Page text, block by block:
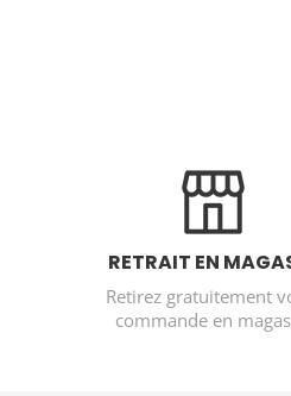
RETRAIT EN
Retirez gratuitement
commande en